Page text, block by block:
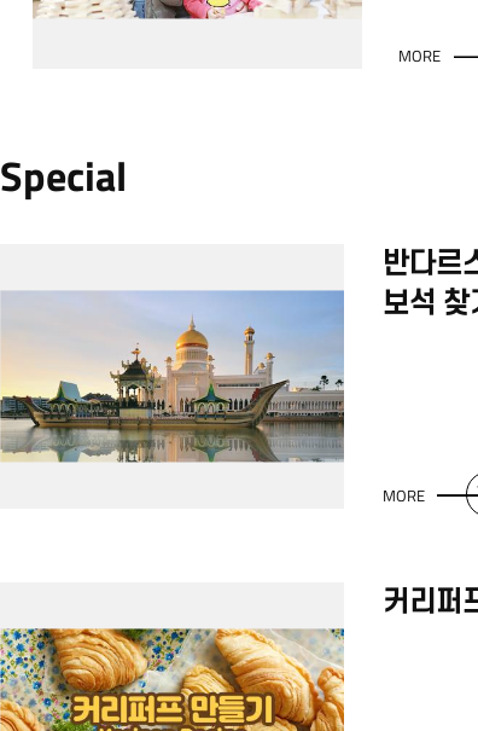
MORE
Special
반다르
보석 찾
MORE
커리퍼